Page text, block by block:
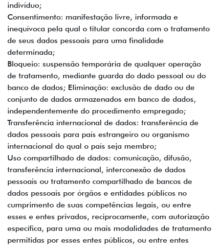
indivíduo;
Consentimento: manifestação livre, informada e
inequívoca pela qual o titular concorda com o tratamento
de seus dados pessoais para uma finalidade
determinada;
Bloqueio: suspensão temporária de qualquer operação
de tratamento, mediante guarda do dado pessoal ou do
banco de dados; Eliminação: exclusão de dado ou de
conjunto de dados armazenados em banco de dados,
independentemente do procedimento empregado;
Transferência internacional de dados: transferência de
dados pessoais para país estrangeiro ou organismo
internacional do qual o país seja membro;
Uso compartilhado de dados: comunicação, difusão,
transferência internacional, interconexão de dados
pessoais ou tratamento compartilhado de bancos de
dados pessoais por órgãos e entidades públicos no
cumprimento de suas competências legais, ou entre
esses e entes privados, reciprocamente, com autorização
específica, para uma ou mais modalidades de tratamento
permitidas por esses entes públicos, ou entre entes